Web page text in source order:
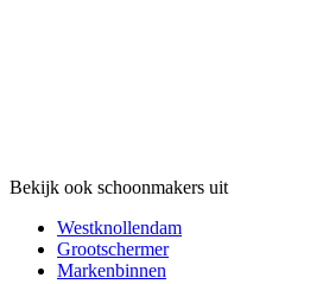
Bekijk ook schoonmakers uit
Westknollendam
Grootschermer
Markenbinnen